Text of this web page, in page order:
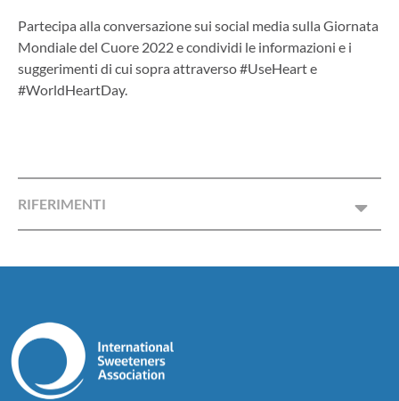
Partecipa alla conversazione sui social media sulla Giornata
Mondiale del Cuore 2022 e condividi le informazioni e i
suggerimenti di cui sopra attraverso #UseHeart e
#WorldHeartDay.
RIFERIMENTI